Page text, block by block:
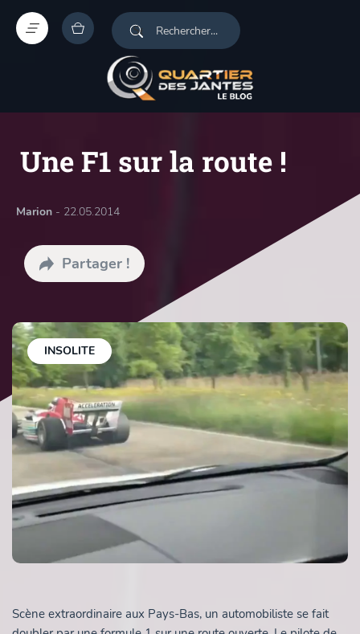
Une F1 sur la route !
Marion - 22.05.2014
Partager !
INSOLITE
Scène extraordinaire aux Pays-Bas, un automobiliste se fait